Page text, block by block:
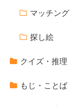
マッチング
探し絵
クイズ・推理
もじ・ことば